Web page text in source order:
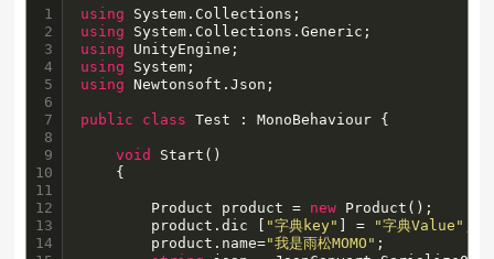
1
2
3
4
5
6
7
8
9
10
11
12
13
14
using
using
using
using
using Newtonsoft.Json;
public class Test : MonoBehaviour {
void
Start()
		Product product =
new Product();
		product.dic [
"字典key" ] = "字典Value"
		product.name=
"我是雨松MOMO" ;